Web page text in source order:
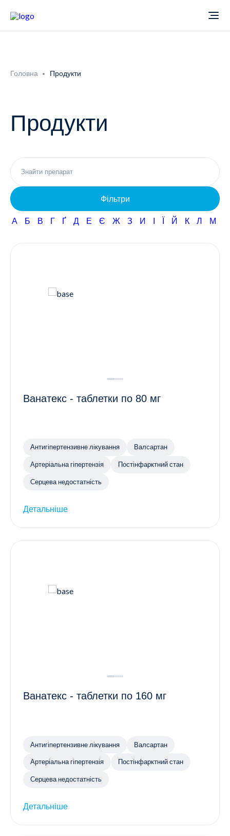
Новини
Неврологія
Гінекологія
Фармаконагляд
Кар'єра
Головна Продукти
Продукти
Фільтри
А Б В Г Ґ Д Е Є Ж З И І Ї Й К Л М
Ванатекс - таблетки по 80 мг
Антигіпертензивне лікування Валсартан
Артеріальна гіпертензія Постінфарктний стан
Серцева недостатність
Детальніше
Ванатекс - таблетки по 160 мг
Антигіпертензивне лікування Валсартан
Артеріальна гіпертензія Постінфарктний стан
Серцева недостатність
Детальніше